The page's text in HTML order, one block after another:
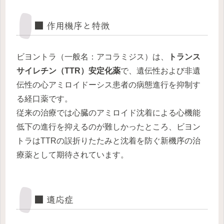
■ 作用機序と特徴
ビヨントラ（一般名：アコラミジス）は、
トランス
サイレチン（TTR）安定化薬で、遺伝性および非遺
伝性の心アミロイドーシス患者の病態進行を抑制す
る経口薬です。
従来の治療では心臓のアミロイド沈着による心機能
低下の進行を抑えるのが難しかったところ、ビヨン
トラはTTRの誤折りたたみと沈着を防ぐ新機序の治
療薬として期待されています。
■ 適応症